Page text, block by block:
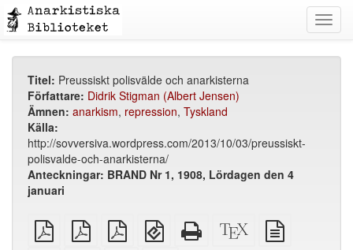
Titel: Preussiskt polisvälde och anarkisterna
Författare: Didrik Stigman (Albert Jensen)
Ämnen: anarkism, repression, Tyskland
Källa:
http://sovversiva.wordpress.com/2013/10/03/preussiskt-
polisvalde-och-anarkisterna/
Anteckningar: BRAND Nr 1, 1908, Lördagen den 4
januari
plain
PDF
A4
imposed
Letter
imposed
EPUB
(för
Fristående
HTML
XeLaTeX
källa